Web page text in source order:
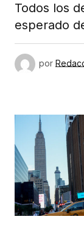
Todos los
esperado
por